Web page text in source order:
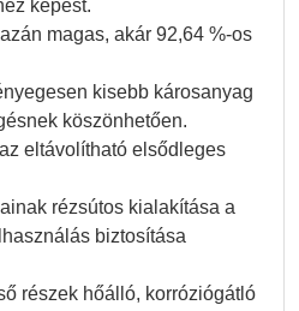
képest.
magas, akár 92,64 %-os
kisebb károsanyag
köszönhetően.
eltávolítható elsődleges
rézsútos kialakítása a
biztosítása
részek hőálló, korróziógátló